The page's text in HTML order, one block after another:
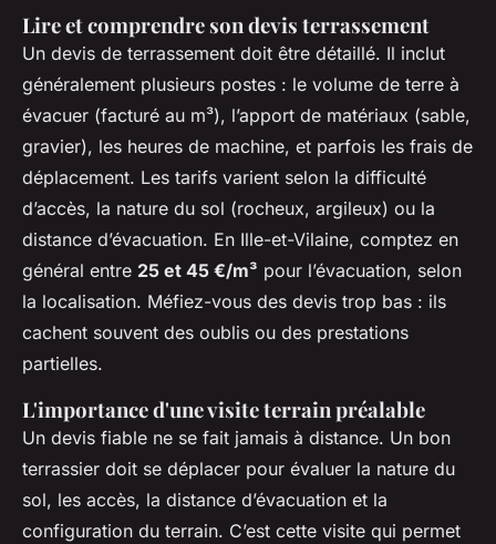
Lire et comprendre son devis terrassement
Un devis de terrassement doit être détaillé. Il inclut
généralement plusieurs postes : le volume de terre à
évacuer (facturé au m³), l’apport de matériaux (sable,
gravier), les heures de machine, et parfois les frais de
déplacement. Les tarifs varient selon la difficulté
d’accès, la nature du sol (rocheux, argileux) ou la
distance d’évacuation. En Ille-et-Vilaine, comptez en
général entre 25 et 45 €/m³ pour l’évacuation, selon
la localisation. Méfiez-vous des devis trop bas : ils
cachent souvent des oublis ou des prestations
partielles.
L'importance d'une visite terrain préalable
Un devis fiable ne se fait jamais à distance. Un bon
terrassier doit se déplacer pour évaluer la nature du
sol, les accès, la distance d’évacuation et la
configuration du terrain. C’est cette visite qui permet